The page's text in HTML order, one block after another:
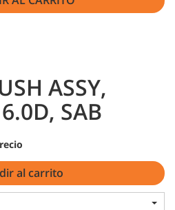
ASSY,
SAB
al carrito